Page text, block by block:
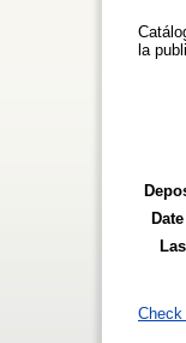
la